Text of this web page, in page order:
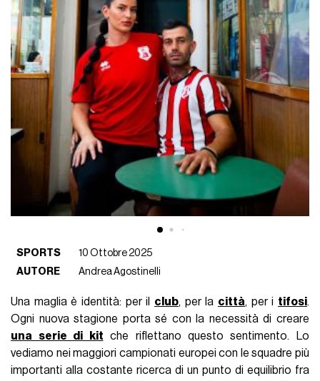
SPORTS
10 Ottobre 2025
AUTORE
Andrea Agostinelli
Una maglia è identità: per il club, per la città, per i tifosi.
Ogni nuova stagione porta sé con la necessità di creare
una serie di kit che riflettano questo sentimento. Lo
vediamo nei maggiori campionati europei con le squadre più
importanti alla costante ricerca di un punto di equilibrio fra